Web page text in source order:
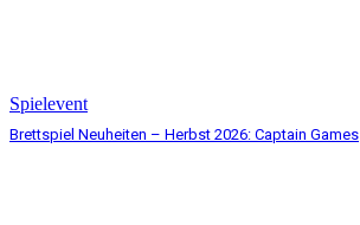
Spielevent
Brettspiel Neuheiten – Herbst 2026: Captain Games